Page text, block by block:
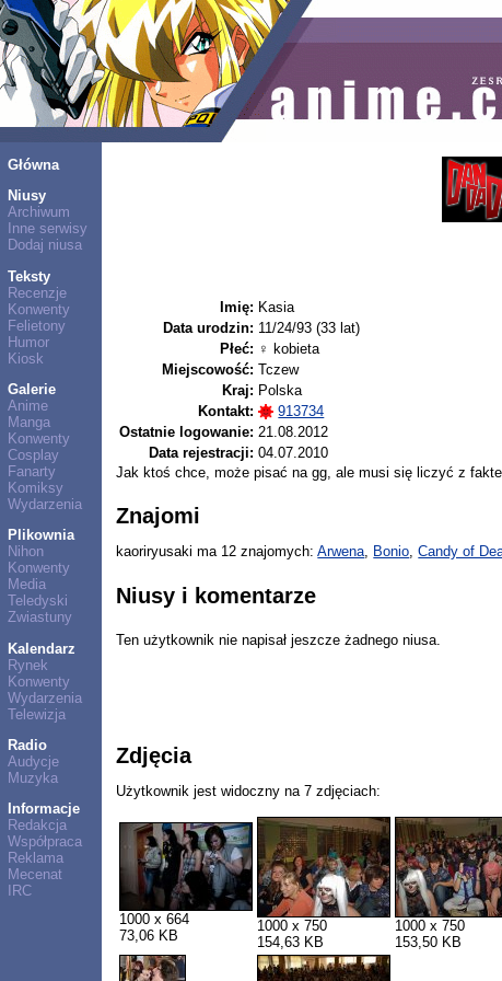
Główna
Niusy
Archiwum
Inne serwisy
Dodaj niusa
Teksty
Recenzje
Konwenty
Felietony
Humor
Kiosk
Galerie
Anime
Manga
Konwenty
Cosplay
Fanarty
Komiksy
Wydarzenia
Plikownia
Nihon
Konwenty
Media
Teledyski
Zwiastuny
Kalendarz
Rynek
Konwenty
Wydarzenia
Telewizja
Radio
Audycje
Muzyka
Informacje
Redakcja
Współpraca
Reklama
Mecenat
IRC
Imię: Kasia
Data urodzin: 11/24/93 (33 lat)
Płeć: ♀ kobieta
Miejscowość: Tczew
Kraj: Polska
Kontakt:
913734
Ostatnie logowanie: 21.08.2012
Data rejestracji: 04.07.2010
Jak ktoś chce, może pisać na gg, ale musi się liczyć z
Znajomi
kaoriryusaki ma 12 znajomych:Arwena, Bonio,Candy of
Niusy i komentarze
Ten użytkownik nie napisał jeszcze żadnego niusa.
Zdjęcia
Użytkownik jest widoczny na 7 zdjęciach:
1000 x 664
73,06 KB
1000 x 750
154,63 KB
1000 x 750
153,50 KB